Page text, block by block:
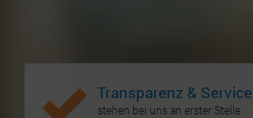
Transparenz & Service
stehen bei uns an erster Stelle.